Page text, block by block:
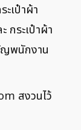
เป๋าผ้า
กระเป๋าผ้า
ญพนักงาน
สงวนไว้